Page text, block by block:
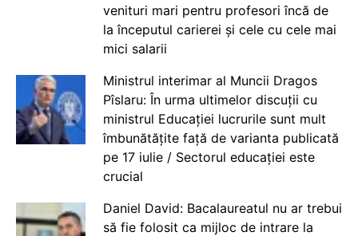
venituri mari pentru profesori încă de
la începutul carierei și cele cu cele mai
mici salarii
Ministrul interimar al Muncii Dragos
Pîslaru: În urma ultimelor discuții cu
ministrul Educației lucrurile sunt mult
îmbunătățite față de varianta publicată
pe 17 iulie / Sectorul educației este
crucial
Daniel David: Bacalaureatul nu ar trebui
să fie folosit ca mijloc de intrare la